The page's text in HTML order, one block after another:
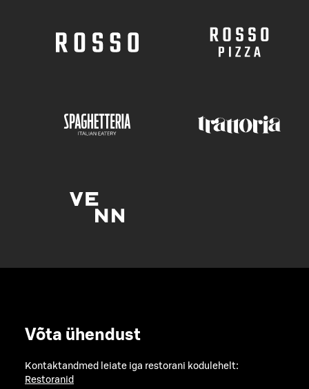
Võta ühendust
Kontaktandmed leiate iga restorani kodulehelt:
Restoranid